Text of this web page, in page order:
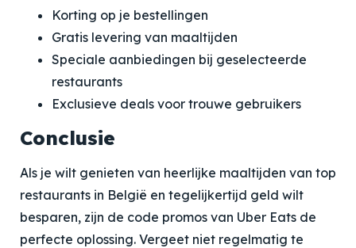
Korting op je bestellingen
Gratis levering van maaltijden
Speciale aanbiedingen bij geselecteerde
restaurants
Exclusieve deals voor trouwe gebruikers
Conclusie
Als je wilt genieten van heerlijke maaltijden van top
restaurants in België en tegelijkertijd geld wilt
besparen, zijn de code promos van Uber Eats de
perfecte oplossing. Vergeet niet regelmatig te